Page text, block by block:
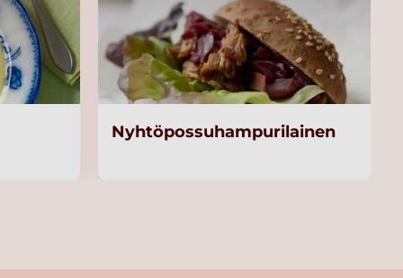
Nyhtöpossuhampurilainen